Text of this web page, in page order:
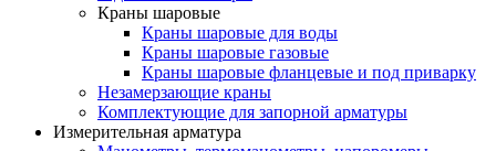
Краны шаровые
Краны шаровые для воды
Краны шаровые газовые
Краны шаровые фланцевые и под приварку
Незамерзающие краны
Комплектующие для запорной арматуры
Измерительная арматура